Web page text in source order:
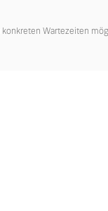
Wartezeiten